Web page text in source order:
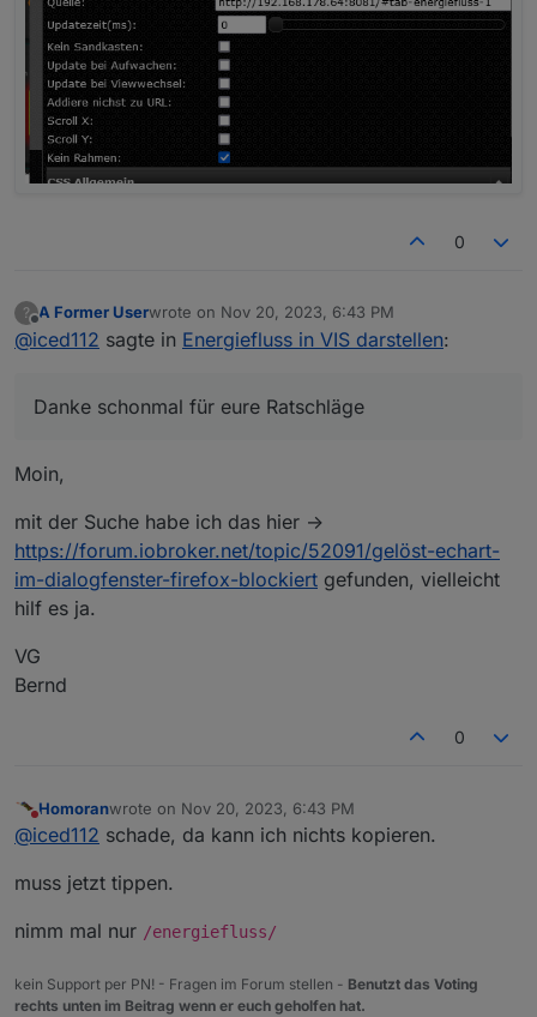
aus?
0
?
Offline
A Former Userwrote on Nov 20, 2023, 6:43 PM
last edited by
@iced112 sagte in Energiefluss in VIS darstellen:
Danke schonmal für eure Ratschläge
Moin,
mit der Suche habe ich das hier ->
https://forum.iobroker.net/topic/52091/gelöst-echart-
im-dialogfenster-firefox-blockiert gefunden, vielleicht
hilf es ja.
VG
Bernd
0
Do not disturb
Homoranwrote on Nov 20, 2023, 6:43 PM
last edited by
@iced112 schade, da kann ich nichts kopieren.
muss jetzt tippen.
nimm mal nur /energiefluss/
kein Support per PN! - Fragen im Forum stellen - Benutzt das Voting
rechts unten im Beitrag wenn er euch geholfen hat.